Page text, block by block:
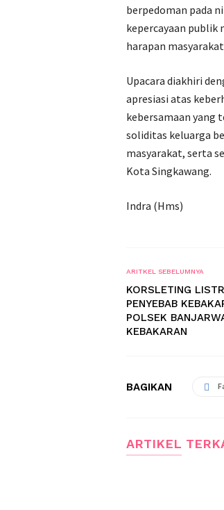
berpedoman pada
kepercayaan publik
harapan
Upacara diakhiri
apresiasi atas
kebersamaan yang
soliditas keluarga
masyarakat, serta
Kota Singkawang.
Indra (Hms)
ARITKEL SEBELUMNYA
KORSLETING
PENYEBAB
POLSEK
KEBAKARAN
BAGIKAN
ARTIKEL